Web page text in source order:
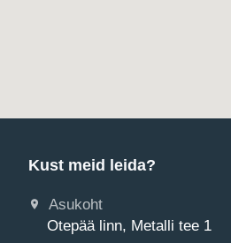
Kust meid leida?
Asukoht
Otepää linn, Metalli tee 1